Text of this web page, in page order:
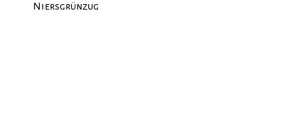
Niersgrünzug